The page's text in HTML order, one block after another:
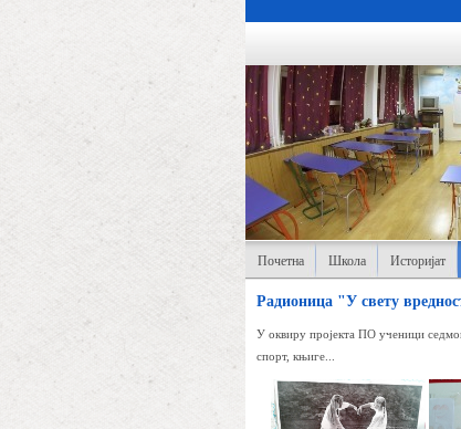
Почетна Школа Историјат
Радионица "У свету
У оквиру пројекта ПО ученици
спорт, књиге...